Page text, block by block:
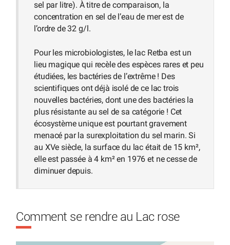
sel par litre). À titre de comparaison, la
concentration en sel de l’eau de mer est de
l’ordre de 32 g/l.
Pour les microbiologistes, le lac Retba est un
lieu magique qui recèle des espèces rares et peu
étudiées, les bactéries de l’extrême ! Des
scientifiques ont déjà isolé de ce lac trois
nouvelles bactéries, dont une des bactéries la
plus résistante au sel de sa catégorie ! Cet
écosystème unique est pourtant gravement
menacé par la surexploitation du sel marin. Si
au XVe siècle, la surface du lac était de 15 km²,
elle est passée à 4 km² en 1976 et ne cesse de
diminuer depuis.
Comment se rendre au Lac rose